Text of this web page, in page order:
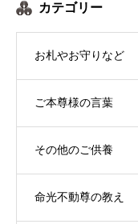
カテゴリー
お札やお守りなど
ご本尊様の言葉
その他のご供養
命光不動尊の教え